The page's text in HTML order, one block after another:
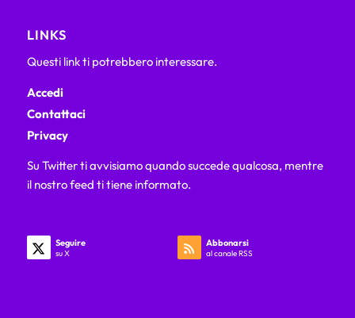
LINKS
Questi link ti potrebbero interessare.
Accedi
Contattaci
Privacy
Su Twitter ti avvisiamo quando succede qualcosa, mentre
il nostro feed ti tiene informato.
Seguire
su X
Abbonarsi
al canale RSS